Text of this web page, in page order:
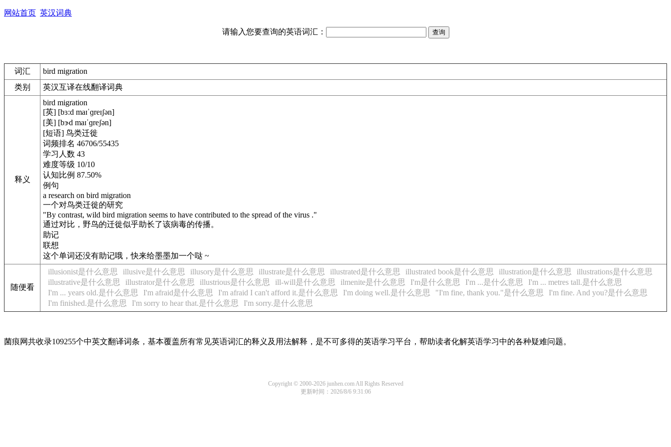
网站首页 英汉词典
请输入您要查询的英语词汇：
词汇
bird migration
类别
英汉互译在线翻译词典
释义
bird migration
[英] [bɜ:d maɪˈɡreɪʃən]
[美] [bɝd maɪˈɡreʃən]
[短语] 鸟类迁徙
词频排名 46706/55435
学习人数 43
难度等级 10/10
认知比例 87.50%
例句
a research on bird migration
一个对鸟类迁徙的研究
"By contrast, wild bird migration seems to have contributed to the spread of the virus ."
通过对比，野鸟的迁徙似乎助长了该病毒的传播。
助记
联想
这个单词还没有助记哦，快来给墨墨加一个哒 ~
随便看
illusionist是什么意思 illusive是什么意思 illusory是什么意思 illustrate是什么意思 illustrated是什么意思 illustrated book是什么意思 illustration是什么意思
illustrations是什么意思
illustrative是什么意思
illustrator是什么意思 illustrious是什么意思 ill-will是什么意思 ilmenite是什么意思 I'm是什么意思 I'm ...是什么意思
I'm ... metres tall.是什么意思
I'm ... years old.是什么意思
I'm afraid是什么意思 I'm afraid I can't afford it.是什么意思 I'm doing well.是什么意思 "I'm fine, thank you."是什么意思
I'm fine. And you?是什么意思
I'm finished.是什么意思
I'm sorry to hear that.是什么意思 I'm sorry.是什么意思
菌痕网共收录109255个中英文翻译词条，基本覆盖所有常见英语词汇的释义及用法解释，是不可多得的英语学习平台，帮助读者化解英语学习中的各种疑难问题。
Copyright © 2000-2026 junhen.com All Rights Reserved
更新时间：2026/8/6 9:31:06